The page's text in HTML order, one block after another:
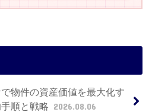
物件の資産価値を最大化す
順と戦略 2026.08.06